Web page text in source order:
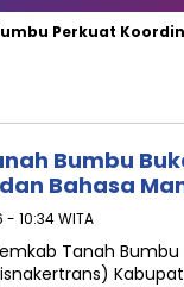
Perkuat Koordinasi
Bumbu
Bahasa
10:34 WITA
Tanah